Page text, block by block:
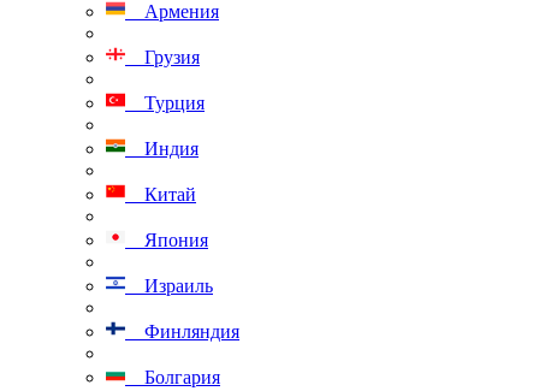
Армения
Грузия
Турция
Индия
Китай
Япония
Израиль
Финляндия
Болгария